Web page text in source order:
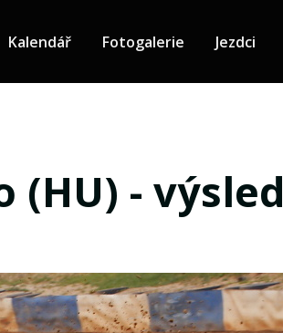
Kalendář Fotogalerie Jezdci
(HU) -